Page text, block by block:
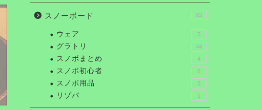
スノーボード 82
ウェア 5
グラトリ 44
スノボまとめ 4
スノボ初心者 6
スノボ用品 5
リゾバ 1